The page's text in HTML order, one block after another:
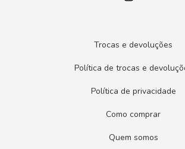
Trocas e devoluções
Política de trocas e
Política de privacidade
Como comprar
Quem somos